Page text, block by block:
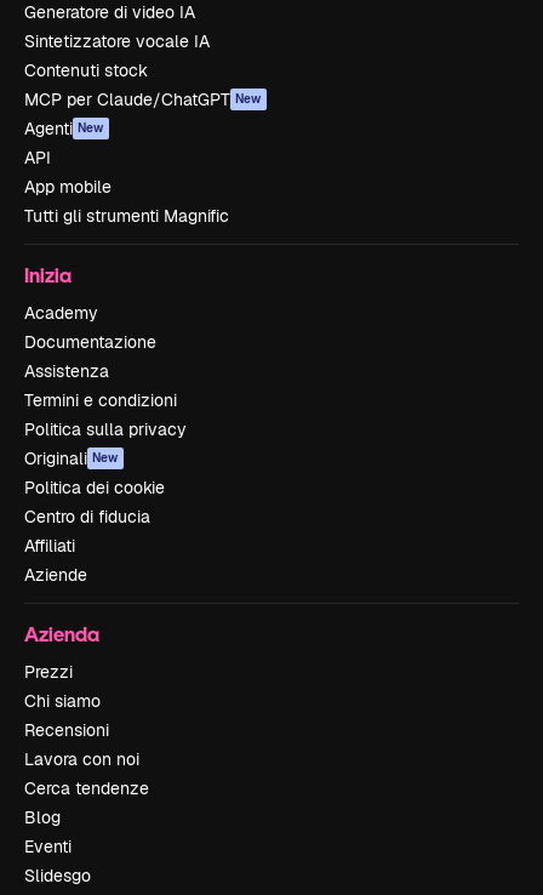
Generatore di video IA
Sintetizzatore vocale IA
Contenuti stock
MCP per Claude/ChatGPT New
Agenti New
API
App mobile
Tutti gli strumenti Magnific
Inizia
Academy
Documentazione
Assistenza
Termini e condizioni
Politica sulla privacy
Originali New
Politica dei cookie
Centro di fiducia
Affiliati
Aziende
Azienda
Prezzi
Chi siamo
Recensioni
Lavora con noi
Cerca tendenze
Blog
Eventi
Slidesgo